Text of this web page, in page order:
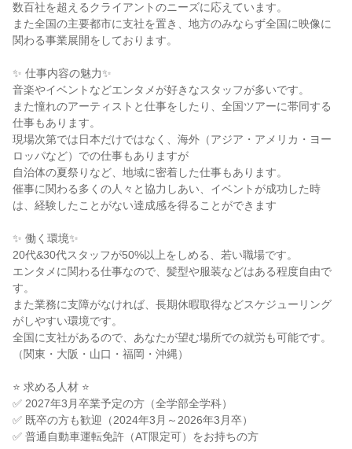
数百社を超えるクライアントのニーズに応えています。
また全国の主要都市に支社を置き、地方のみならず全国に映像に
関わる事業展開をしております。
✨ 仕事内容の魅力✨
音楽やイベントなどエンタメが好きなスタッフが多いです。
また憧れのアーティストと仕事をしたり、全国ツアーに帯同する
仕事もあります。
現場次第では日本だけではなく、海外（アジア・アメリカ・ヨー
ロッパなど）での仕事もありますが
自治体の夏祭りなど、地域に密着した仕事もあります。
催事に関わる多くの人々と協力しあい、イベントが成功した時
は、経験したことがない達成感を得ることができます
✨ 働く環境✨
20代&30代スタッフが50%以上をしめる、若い職場です。
エンタメに関わる仕事なので、髪型や服装などはある程度自由で
す。
また業務に支障がなければ、長期休暇取得などスケジューリング
がしやすい環境です。
全国に支社があるので、あなたが望む場所での就労も可能です。
（関東・大阪・山口・福岡・沖縄）
⭐ 求める人材 ⭐
✅ 2027年3月卒業予定の方（全学部全学科）
✅ 既卒の方も歓迎（2024年3月～2026年3月卒）
✅ 普通自動車運転免許（AT限定可）をお持ちの方